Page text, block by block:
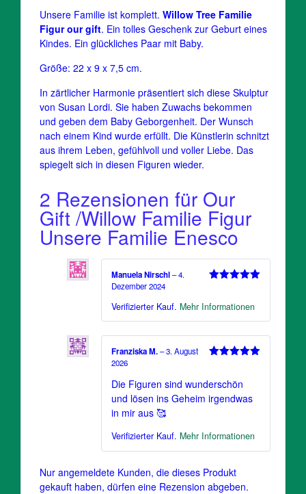
Unsere Familie ist komplett. Willow Tree Familie
Figur our gift. Ein tolles Geschenk zur Geburt eines
Kindes. Ein glückliches Paar mit Baby.
Größe: 22 x 9 x 7,5 cm.
In zärtlicher Harmonie präsentiert sich diese Skulptur
von Susan Lordi. Sie haben Zuwachs bekommen
und geben dem Baby Geborgenheit. Der Wunsch
nach einem Kind wurde erfüllt. Die Künstlerin schnitzt
aus ihrem Leben, gefühlvoll und voller Liebe. Das
spiegelt sich in diesen Figuren wieder.
2 Rezensionen für Our
Gift /Willow Familie Figur
Unsere Familie Enesco
Manuela Nirschl–4.
Dezember 2024
Verifizierter Kauf. Mehr Informationen
Franziska M.–3. August
2026
Die Figuren sind wunderschön
und lösen ins Geheim irgendwas
in mir aus 🥰
Verifizierter Kauf. Mehr Informationen
Nur angemeldete Kunden, die dieses Produkt
gekauft haben, dürfen eine Rezension abgeben.